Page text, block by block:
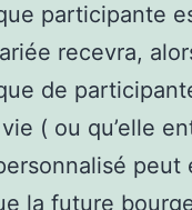
participante
recevra,
de
( ou qu’elle
la future